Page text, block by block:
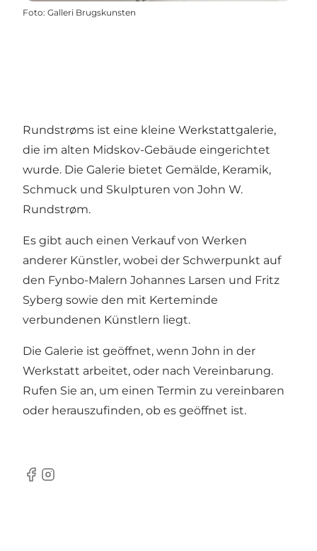
Foto: Galleri Brugskunsten
Rundstrøms ist eine kleine Werkstattgalerie,
die im alten Midskov-Gebäude eingerichtet
wurde. Die Galerie bietet Gemälde, Keramik,
Schmuck und Skulpturen von John W.
Rundstrøm.
Es gibt auch einen Verkauf von Werken
anderer Künstler, wobei der Schwerpunkt auf
den Fynbo-Malern Johannes Larsen und Fritz
Syberg sowie den mit Kerteminde
verbundenen Künstlern liegt.
Die Galerie ist geöffnet, wenn John in der
Werkstatt arbeitet, oder nach Vereinbarung.
Rufen Sie an, um einen Termin zu vereinbaren
oder herauszufinden, ob es geöffnet ist.
Facebook
Instagram